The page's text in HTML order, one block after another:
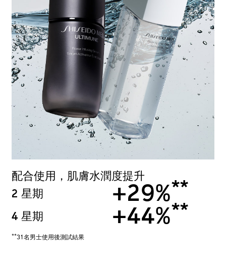
配合使用，肌膚水潤度提升
2 星期
+29%**
4 星期 +44%**
**31名男士使用後測試結果